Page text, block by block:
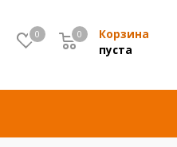
0 Корзина
0
пуста
0